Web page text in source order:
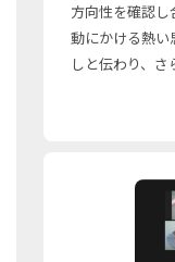
方向性を確認
動にかける熱い
しと伝わり、さ